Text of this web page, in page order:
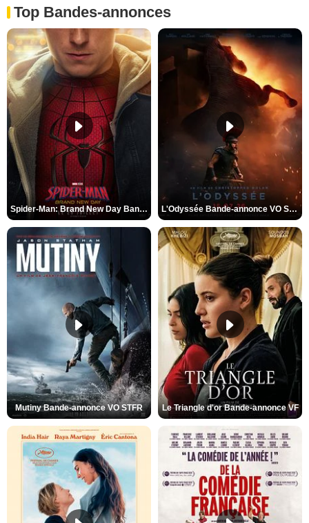
Top Bandes-annonces
Spider-Man: Brand New Day Bande-annonce VO STFR L'Odyssée Bande-annonce VO STFR
Mutiny Bande-annonce VO STFR Le Triangle d'or Bande-annonce VF